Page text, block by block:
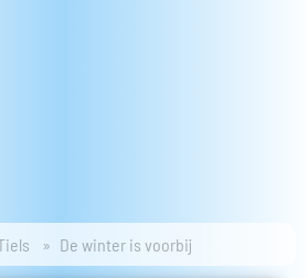
De winter is voorbij